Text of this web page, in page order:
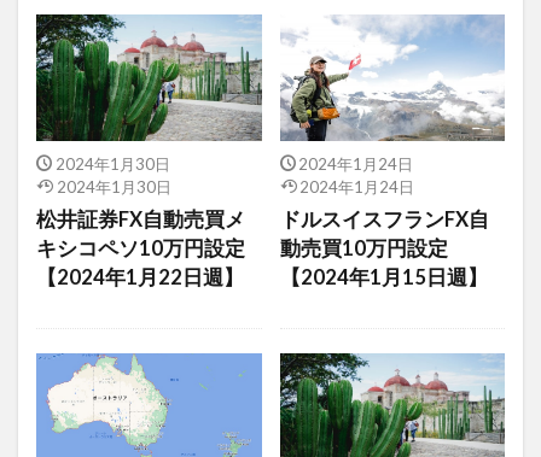
2024年1月30日
2024年1月30日
松井証券FX自動売買メ
キシコペソ10万円設定
【2024年1月22日週】
2024年1月24日
2024年1月24日
ドルスイスフランFX自
動売買10万円設定
【2024年1月15日週】